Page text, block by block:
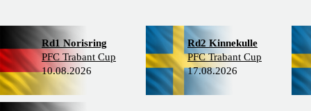
Rd1 Norisring
PFC Trabant Cup
10.08.2026
Rd2 Kinnekulle
PFC Trabant Cup
17.08.2026